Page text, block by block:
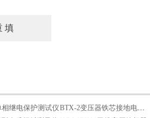
相继电保护测试仪
BTX-2变压器铁芯接地电流测试仪